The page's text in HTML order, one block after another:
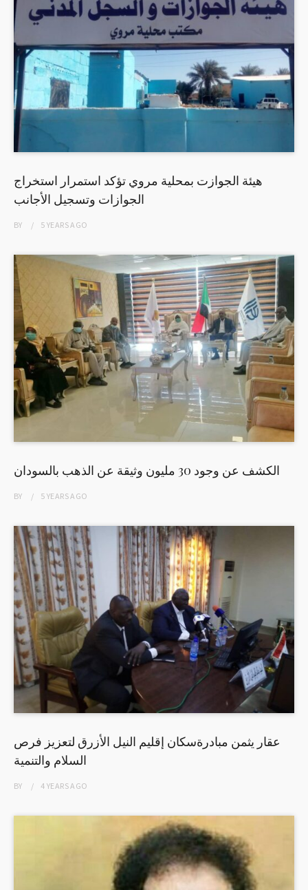
هيئة الجوازت بمحلية مروي تؤكد استمرار استخراج
الجوازات وتسجيل الأجانب
BY 5 YEARSAGO
الكشف عن وجود 30 مليون وثيقة عن الذهب بالسودان
BY 5 YEARSAGO
عقار يثمن مبادرةسكان إقليم النيل الأزرق لتعزيز فرص
السلام والتنمية
BY 4 YEARSAGO